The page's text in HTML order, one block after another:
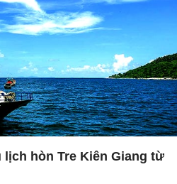
lịch hòn Tre Kiên Giang từ